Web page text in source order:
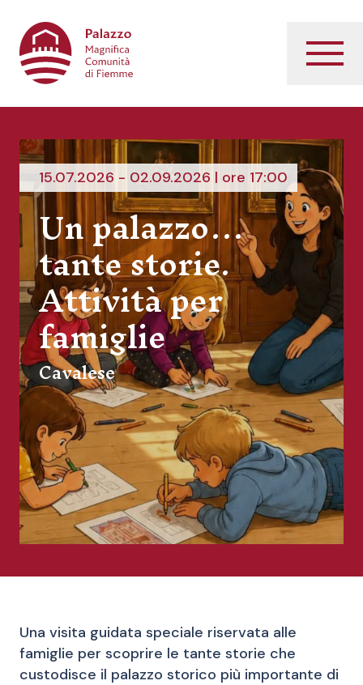
Palazzo Magnifica Comunità di Fiemme Menu
15.07.2026 - 02.09.2026 | ore 17:00
Un palazzo…
tante storie.
Attività per
famiglie
Cavalese
Una visita guidata speciale riservata alle
famiglie per scoprire le tante storie che
custodisce il palazzo storico più importante di